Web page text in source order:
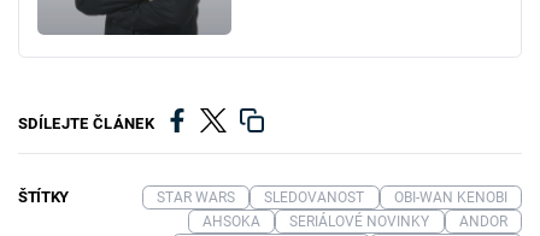
SDÍLEJTE ČLÁNEK
ŠTÍTKY STAR WARS SLEDOVANOST
OBI-WAN KENOBI
AHSOKA
SERIÁLOVÉ NOVINKY
ANDOR